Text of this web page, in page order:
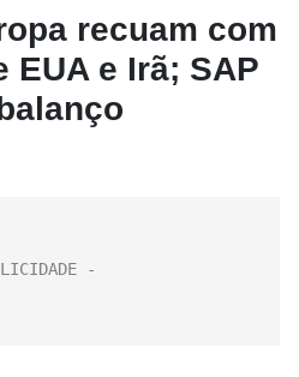
recuam com
EUA e Irã; SAP